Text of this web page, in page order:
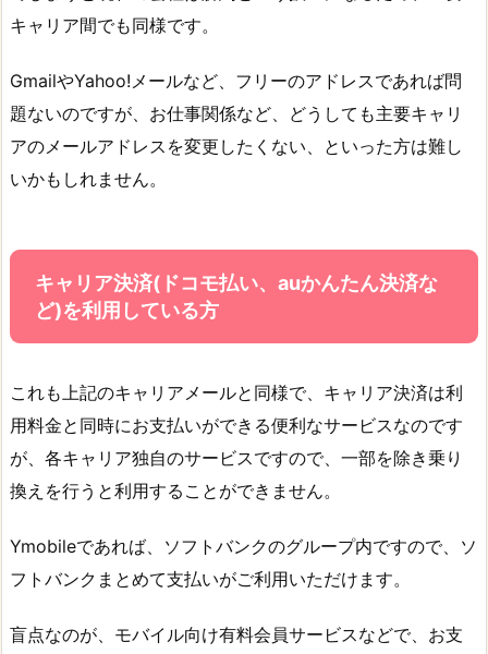
キャリア間でも同様です。
GmailやYahoo!メールなど、フリーのアドレスであれば問
題ないのですが、お仕事関係など、どうしても主要キャリ
アのメールアドレスを変更したくない、といった方は難し
いかもしれません。
キャリア決済(ドコモ払い、auかんたん決済な
ど)を利用している方
これも上記のキャリアメールと同様で、キャリア決済は利
用料金と同時にお支払いができる便利なサービスなのです
が、各キャリア独自のサービスですので、一部を除き乗り
換えを行うと利用することができません。
Ymobileであれば、ソフトバンクのグループ内ですので、ソ
フトバンクまとめて支払いがご利用いただけます。
盲点なのが、モバイル向け有料会員サービスなどで、お支